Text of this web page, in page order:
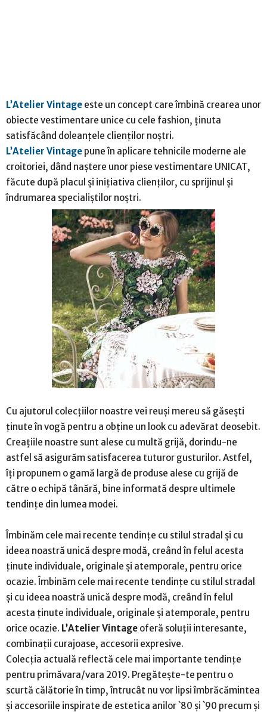
L’Atelier Vintage este un concept care îmbină crearea unor
obiecte vestimentare unice cu cele fashion, ținuta
satisfăcând doleanțele clienților noștri.
L’Atelier Vintage pune în aplicare tehnicile moderne ale
croitoriei, dând naștere unor piese vestimentare UNICAT,
făcute după placul și inițiativa clienților, cu sprijinul și
îndrumarea specialiștilor noștri.
Cu ajutorul colecțiilor noastre vei reuși mereu să găsești
ținute în vogă pentru a obține un look cu adevărat deosebit.
Creațiile noastre sunt alese cu multă grijă, dorindu-ne
astfel să asigurăm satisfacerea tuturor gusturilor. Astfel,
îți propunem o gamă largă de produse alese cu grijă de
către o echipă tânără, bine informată despre ultimele
tendințe din lumea modei.
Îmbinăm cele mai recente tendințe cu stilul stradal și cu
ideea noastră unică despre modă, creând în felul acesta
ținute individuale, originale și atemporale, pentru orice
ocazie. Îmbinăm cele mai recente tendințe cu stilul stradal
și cu ideea noastră unică despre modă, creând în felul
acesta ținute individuale, originale și atemporale, pentru
orice ocazie. L’Atelier Vintage oferă soluții interesante,
combinații curajoase, accesorii expresive.
Colecția actuală reflectă cele mai importante tendințe
pentru primăvara/vara 2019. Pregătește-te pentru o
scurtă călătorie în timp, întrucât nu vor lipsi îmbrăcămintea
și accesoriile inspirate de estetica anilor `80 și `90 precum și